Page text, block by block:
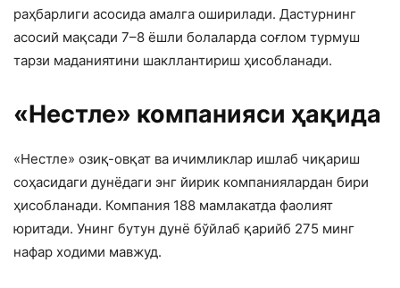
раҳбарлиги асосида амалга оширилади. Дастурнинг
асосий мақсади 7–8 ёшли болаларда соғлом турмуш
тарзи маданиятини шакллантириш ҳисобланади.
«Нестле» компанияси ҳақида
«Нестле» озиқ-овқат ва ичимликлар ишлаб чиқариш
соҳасидаги дунёдаги энг йирик компаниялардан бири
ҳисобланади. Компания 188 мамлакатда фаолият
юритади. Унинг бутун дунё бўйлаб қарийб 275 минг
нафар ходими мавжуд.